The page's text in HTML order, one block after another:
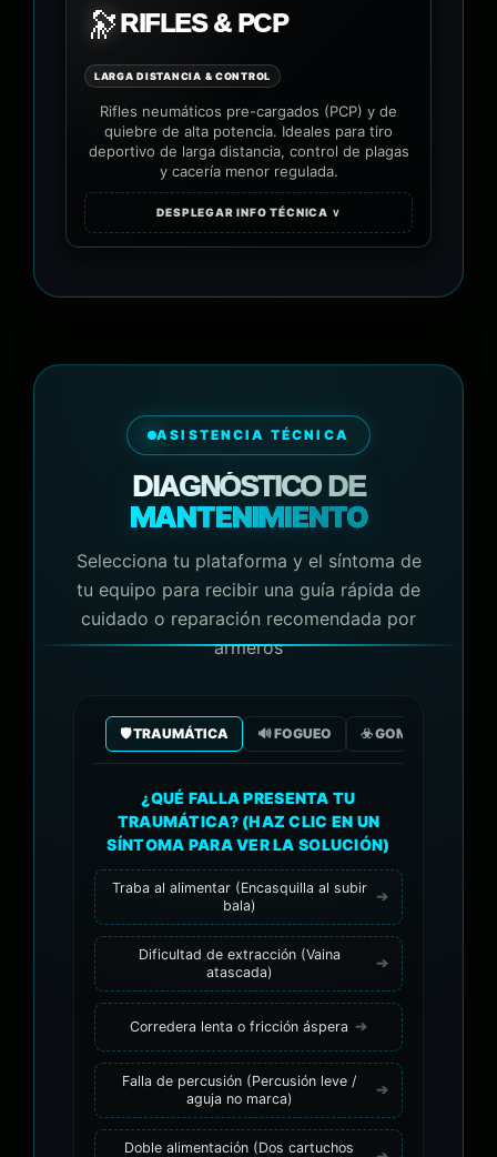
🔭 RIFLES & PCP
LARGA DISTANCIA & CONTROL
Rifles neumáticos pre-cargados (PCP) y de
quiebre de alta potencia. Ideales para tiro
deportivo de larga distancia, control de plagas
y cacería menor regulada.
DESPLEGAR INFO TÉCNICA ∨
ASISTENCIA TÉCNICA
DIAGNÓSTICO DE
MANTENIMIENTO
Selecciona tu plataforma y el síntoma de
tu equipo para recibir una guía rápida de
cuidado o reparación recomendada por
armeros
🛡️ TRAUMÁTICA 🔊 FOGUEO ☣️ GOMA/GAS CO2
¿QUÉ FALLA PRESENTA TU
TRAUMÁTICA? (HAZ CLIC EN UN
SÍNTOMA PARA VER LA SOLUCIÓN)
Traba al alimentar (Encasquilla al subir
bala)
Dificultad de extracción (Vaina
atascada)
Corredera lenta o fricción áspera
Falla de percusión (Percusión leve /
aguja no marca)
Doble alimentación (Dos cartuchos